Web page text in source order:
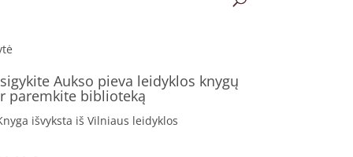
Aukso pieva leidyklos knygų
paremkite biblioteką
išvyksta iš Vilniaus leidyklos